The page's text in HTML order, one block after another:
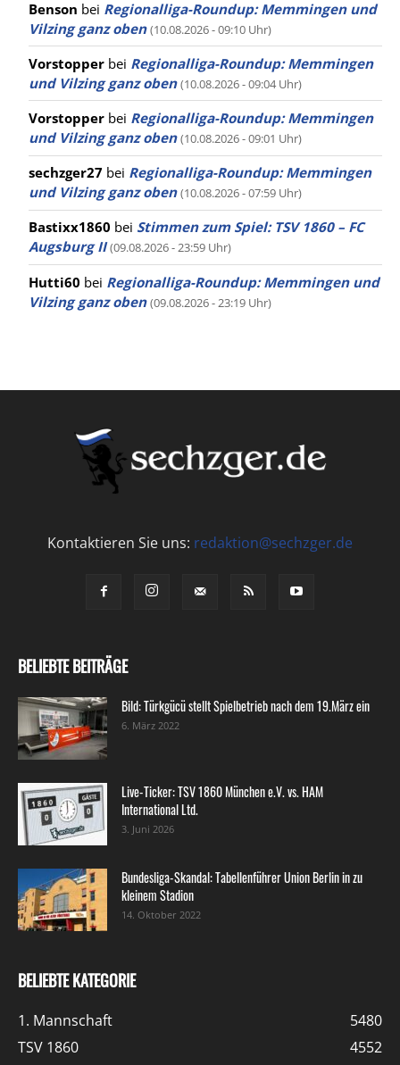
Benson bei Regionalliga-Roundup: Memmingen und
Vilzing ganz oben (10.08.2026 - 09:10 Uhr)
Vorstopper bei Regionalliga-Roundup: Memmingen
und Vilzing ganz oben (10.08.2026 - 09:04 Uhr)
Vorstopper bei Regionalliga-Roundup: Memmingen
und Vilzing ganz oben (10.08.2026 - 09:01 Uhr)
sechzger27 bei Regionalliga-Roundup: Memmingen
und Vilzing ganz oben (10.08.2026 - 07:59 Uhr)
Bastixx1860 bei Stimmen zum Spiel: TSV 1860 – FC
Augsburg II (09.08.2026 - 23:59 Uhr)
Hutti60 bei Regionalliga-Roundup: Memmingen und
Vilzing ganz oben (09.08.2026 - 23:19 Uhr)
Kontaktieren Sie uns: redaktion@sechzger.de
BELIEBTE BEITRÄGE
Bild: Türkgücü stellt Spielbetrieb nach dem 19.März ein
6. März 2022
Live-Ticker: TSV 1860 München e.V. vs. HAM
International Ltd.
3. Juni 2026
Bundesliga-Skandal: Tabellenführer Union Berlin in zu
kleinem Stadion
14. Oktober 2022
BELIEBTE KATEGORIE
1. Mannschaft
5480
TSV 1860
4552